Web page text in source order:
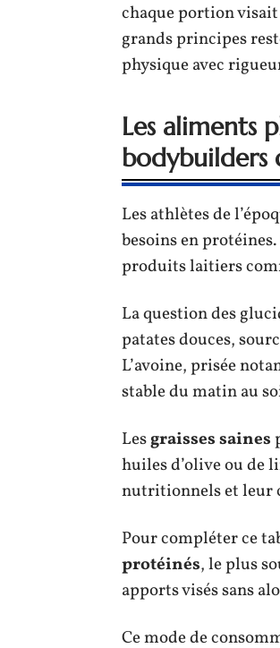
chaque portion
grands principes
physique avec
Les aliments
bodybuilders
Les athlètes de
besoins en
produits laitiers
La question des
patates douces,
L’avoine, prisée
stable du matin au
Lesgraisses saines
huiles d’olive ou de
nutritionnels et leur
Pour compléter ce
protéinés, le plus
apports visés sans
Ce mode de